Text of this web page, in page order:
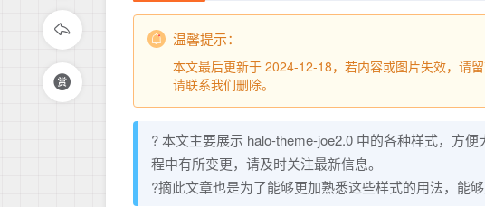
温馨提示：
本文最后更新于 2024-12-18，若内容或图片失效，请
请联系我们删除。
? 本文主要展示 halo-theme-joe2.0 中的各种样式，方
程中有所变更，请及时关注最新信息。
?摘此文章也是为了能够更加熟悉这些样式的用法，能